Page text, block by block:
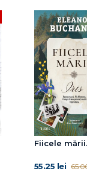
Fiicele
55.25 lei